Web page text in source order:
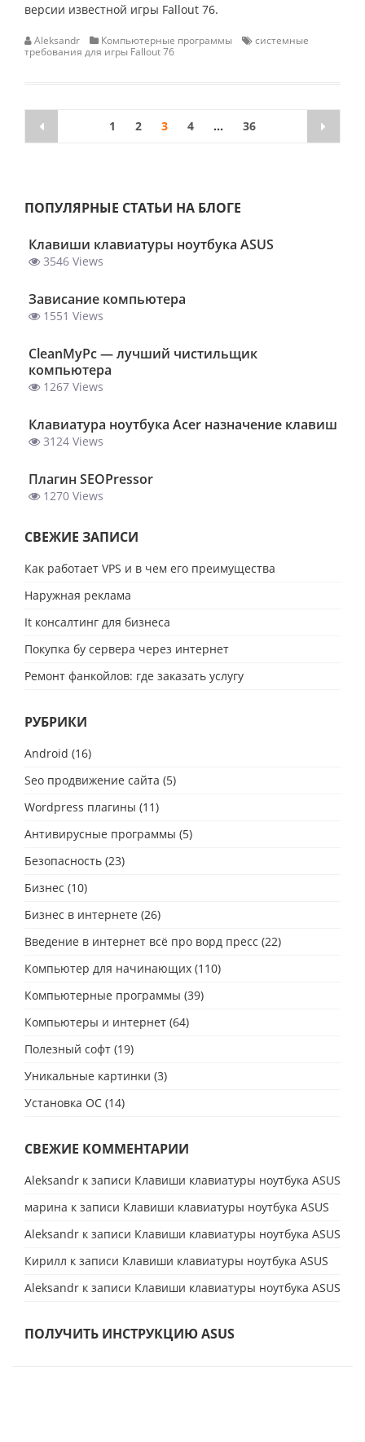
версии известной игры Fallout 76.
Aleksandr Компьютерные программы
системные
требования для игры Fallout 76
Навигация
по
1 2 3 4 ... 36
ПОПУЛЯРНЫЕ СТАТЬИ НА БЛОГЕ
Клавиши клавиатуры ноутбука ASUS
3546 Views
Зависание компьютера
1551 Views
ClеanMyPc — лучший чистильщик
компьютера
1267 Views
Клавиатура ноутбука Acer назначение клавиш
3124 Views
Плагин SEOPressor
1270 Views
СВЕЖИЕ ЗАПИСИ
Как работает VPS и в чем его преимущества
Наружная реклама
It консалтинг для бизнеса
Покупка бу сервера через интернет
Ремонт фанкойлов: где заказать услугу
РУБРИКИ
Android (16)
Seo продвижение сайта (5)
Wordpress плагины (11)
Антивирусные программы (5)
Безопасность (23)
Бизнес (10)
Бизнес в интернете (26)
Введение в интернет всё про ворд пресс (22)
Компьютер для начинающих (110)
Компьютерные программы (39)
Компьютеры и интернет (64)
Полезный софт (19)
Уникальные картинки (3)
Установка ОС (14)
СВЕЖИЕ КОММЕНТАРИИ
Aleksandr к записи Клавиши клавиатуры ноутбука ASUS
марина к записи Клавиши клавиатуры ноутбука ASUS
Aleksandr к записи Клавиши клавиатуры ноутбука ASUS
Кирилл к записи Клавиши клавиатуры ноутбука ASUS
Aleksandr к записи Клавиши клавиатуры ноутбука ASUS
ПОЛУЧИТЬ ИНСТРУКЦИЮ ASUS